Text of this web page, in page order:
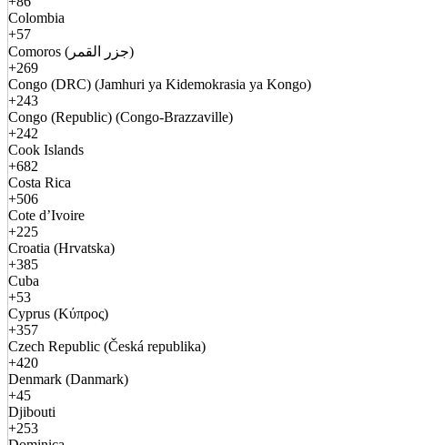
Colombia
+57
Comoros (جزر القمر)
+269
Congo (DRC) (Jamhuri ya Kidemokrasia ya Kongo)
+243
Congo (Republic) (Congo-Brazzaville)
+242
Cook Islands
+682
Costa Rica
+506
Cote d’Ivoire
+225
Croatia (Hrvatska)
+385
Cuba
+53
Cyprus (Κύπρος)
+357
Czech Republic (Česká republika)
+420
Denmark (Danmark)
+45
Djibouti
+253